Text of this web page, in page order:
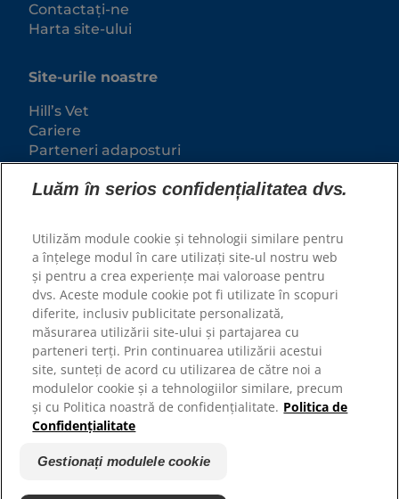
Contactați-ne
Harta site-ului
Site-urile noastre
Hill’s Vet
Cariere
Parteneri adaposturi
© 2025 Hill's Pet Nutrition, Inc.
Toate drepturile rezervate.
Așa cum este utilizat în prezentul document, indică
statutul de marcă comercială înregistrată numai în
S.U.A.; statutul de înregistrare în alte zone geografice
poate fi diferit. Utilizarea acestui site este supusă
termenilor noștri.
Termeni și condiții
Luăm în serios confidențialitatea dvs.
Utilizăm module cookie și tehnologii similare pentru
a înțelege modul în care utilizați site-ul nostru web
și pentru a crea experiențe mai valoroase pentru
dvs. Aceste module cookie pot fi utilizate în scopuri
diferite, inclusiv publicitate personalizată,
măsurarea utilizării site-ului și partajarea cu
parteneri terți. Prin continuarea utilizării acestui
site, sunteți de acord cu utilizarea de către noi a
modulelor cookie și a tehnologiilor similare, precum
și cu Politica noastră de confidențialitate. Politica de
Confidențialitate
Gestionați modulele cookie